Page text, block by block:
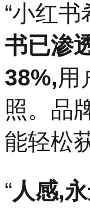
“小红
书已渗
38%,用
照。品
能轻松
“人感,